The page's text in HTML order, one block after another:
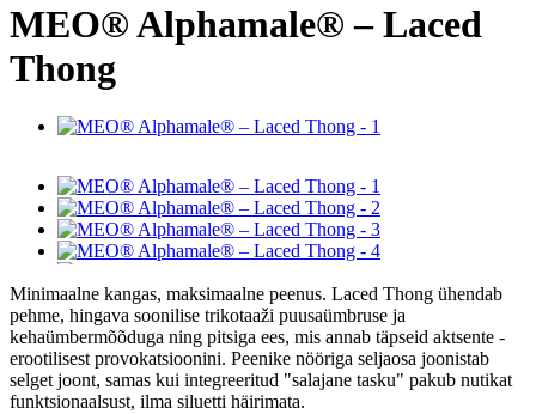
MEO® Alphamale® – Laced
Thong
Minimaalne kangas, maksimaalne peenus. Laced Thong ühendab
pehme, hingava soonilise trikotaaži puusaümbruse ja
kehaümbermõõduga ning pitsiga ees, mis annab täpseid aktsente -
erootilisest provokatsioonini. Peenike nööriga seljaosa joonistab
selget joont, samas kui integreeritud "salajane tasku" pakub nutikat
funktsionaalsust, ilma siluetti häirimata.